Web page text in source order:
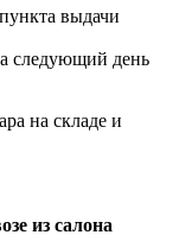
выдачи
следующий день
на складе и
из салона